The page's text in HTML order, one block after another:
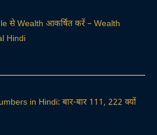
से Wealth आकर्षित करें – Wealth
Hindi
in Hindi: बार-बार 111, 222 क्यों